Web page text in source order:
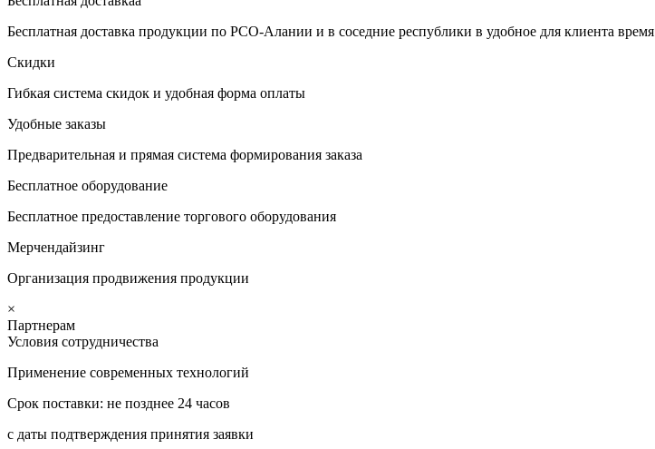
Бесплатная доставка продукции по РСО-Алании и в соседние республики в удобное для клиента время
Скидки
Гибкая система скидок и удобная форма оплаты
Удобные заказы
Предварительная и прямая система формирования заказа
Бесплатное оборудование
Бесплатное предоставление торгового оборудования
Мерчендайзинг
Организация продвижения продукции
×
Партнерам
Условия сотрудничества
Применение современных технологий
Срок поставки: не позднее 24 часов
с даты подтверждения принятия заявки